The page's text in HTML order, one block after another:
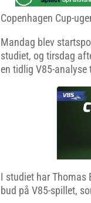
Copenhagen Cup-
Mandag blev
studiet, og tirsdag
en tidlig V85-
I studiet har Thomas
bud på V85-spillet,